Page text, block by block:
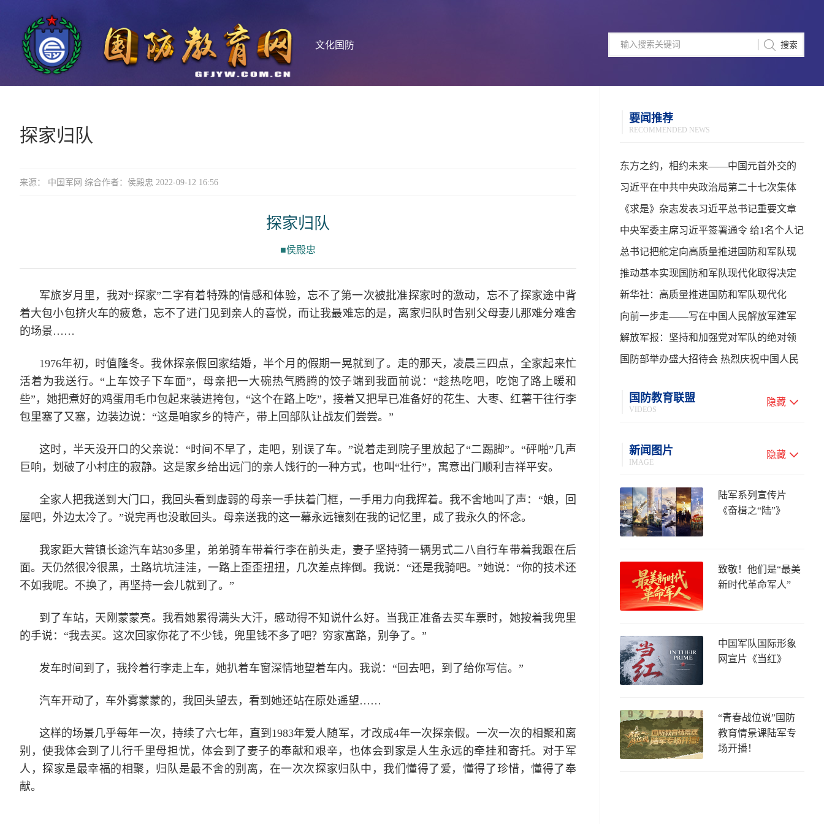
文化国防
探家归队
来源： 中国军网 综合作者：侯殿忠 2022-09-12 16:56
探家归队
■侯殿忠
军旅岁月里，我对“探家”二字有着特殊的情感和体验，忘不了第一次被批准探家时的激动，忘不了探家途中背
着大包小包挤火车的疲惫，忘不了进门见到亲人的喜悦，而让我最难忘的是，离家归队时告别父母妻儿那难分难舍
的场景……
1976年初，时值隆冬。我休探亲假回家结婚，半个月的假期一晃就到了。走的那天，凌晨三四点，全家起来忙
活着为我送行。“上车饺子下车面”，母亲把一大碗热气腾腾的饺子端到我面前说：“趁热吃吧，吃饱了路上暖和
些”，她把煮好的鸡蛋用毛巾包起来装进挎包，“这个在路上吃”，接着又把早已准备好的花生、大枣、红薯干往行李
包里塞了又塞，边装边说：“这是咱家乡的特产，带上回部队让战友们尝尝。”
这时，半天没开口的父亲说：“时间不早了，走吧，别误了车。”说着走到院子里放起了“二踢脚”。“砰啪”几声
巨响，划破了小村庄的寂静。这是家乡给出远门的亲人饯行的一种方式，也叫“壮行”，寓意出门顺利吉祥平安。
全家人把我送到大门口，我回头看到虚弱的母亲一手扶着门框，一手用力向我挥着。我不舍地叫了声：“娘，回
屋吧，外边太冷了。”说完再也没敢回头。母亲送我的这一幕永远镶刻在我的记忆里，成了我永久的怀念。
我家距大营镇长途汽车站30多里，弟弟骑车带着行李在前头走，妻子坚持骑一辆男式二八自行车带着我跟在后
面。天仍然很冷很黑，土路坑坑洼洼，一路上歪歪扭扭，几次差点摔倒。我说：“还是我骑吧。”她说：“你的技术还
不如我呢。不换了，再坚持一会儿就到了。”
到了车站，天刚蒙蒙亮。我看她累得满头大汗，感动得不知说什么好。当我正准备去买车票时，她按着我兜里
的手说：“我去买。这次回家你花了不少钱，兜里钱不多了吧？穷家富路，别争了。”
发车时间到了，我拎着行李走上车，她扒着车窗深情地望着车内。我说：“回去吧，到了给你写信。”
汽车开动了，车外雾蒙蒙的，我回头望去，看到她还站在原处遥望……
这样的场景几乎每年一次，持续了六七年，直到1983年爱人随军，才改成4年一次探亲假。一次一次的相聚和离
别，使我体会到了儿行千里母担忧，体会到了妻子的奉献和艰辛，也体会到家是人生永远的牵挂和寄托。对于军
人，探家是最幸福的相聚，归队是最不舍的别离，在一次次探家归队中，我们懂得了爱，懂得了珍惜，懂得了奉
献。
要闻推荐
RECOMMENDED NEWS
东方之约，相约未来——中国元首外交的
世界情怀与大国气派
习近平在中共中央政治局第二十七次集体
学习时强调 强化政治引领 深化创新发展 高
质量推进国防和军队现代化
《求是》杂志发表习近平总书记重要文章
中央军委主席习近平签署通令 给1名个人记
功
总书记把舵定向高质量推进国防和军队现
代化
推动基本实现国防和军队现代化取得决定
性进展——学习贯彻习主席在中共中央政
治局第二十七次集体学习时的重要讲话
新华社：高质量推进国防和军队现代化
向前一步走——写在中国人民解放军建军
99周年之际
解放军报：坚持和加强党对军队的绝对领
导 高质量推进国防和军队现代化
国防部举办盛大招待会 热烈庆祝中国人民
国防教育联盟
VIDEOS
隐藏
新闻图片
IMAGE
隐藏
陆军系列宣传片
《奋楫之“陆”》
致敬！他们是“最美
新时代革命军人”
中国军队国际形象
网宣片《当红》
“青春战位说”国防
教育情景课陆军专
场开播！